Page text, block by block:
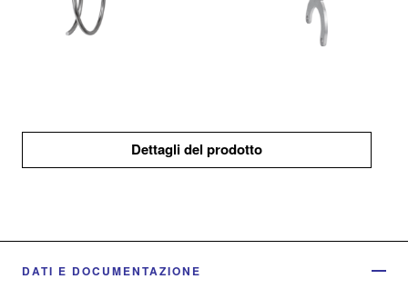
Dettagli del prodotto
DATI E DOCUMENTAZIONE